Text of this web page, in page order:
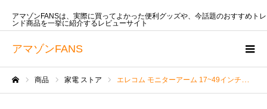
アマゾンFANS
アマゾンFANSは、実際に買ってよかった便利グッズや、今話題のおすすめトレ
ンド商品を一挙に紹介するレビューサイト
商品 家電 ストア エレコム モニターアーム 17~49インチ対応 耐荷重20kg ガススプリング式 VESA ロングアーム ワイドモニター対応 ホワイト DPA-SL07WH